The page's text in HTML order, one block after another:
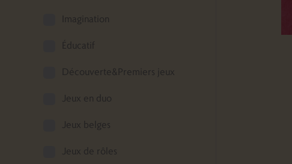
Imagination
Éducatif
Découverte&Premiers jeux
Jeux en duo
Jeux belges
Jeux de rôles